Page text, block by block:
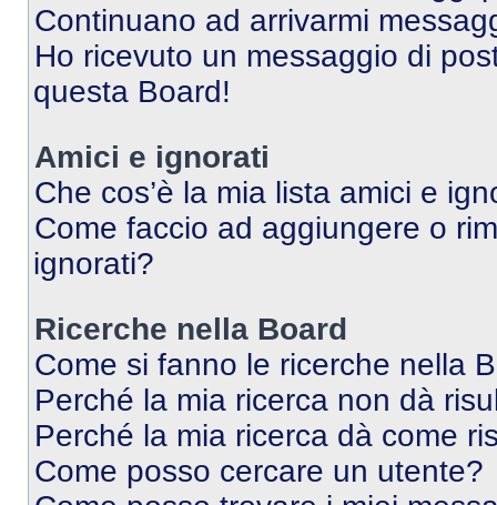
Continuano ad arrivarmi
Ho ricevuto un messaggio di
questa Board!
Amici e ignorati
Che cos’è la mia lista amici e
Come faccio ad aggiungere o
ignorati?
Ricerche nella Board
Come si fanno le ricerche nella
Perché la mia ricerca non dà
Perché la mia ricerca dà come
Come posso cercare un utente?